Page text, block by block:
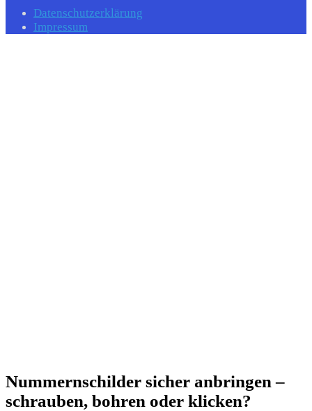
Datenschutzerklärung
Impressum
Nummernschilder sicher anbringen –
schrauben, bohren oder klicken?